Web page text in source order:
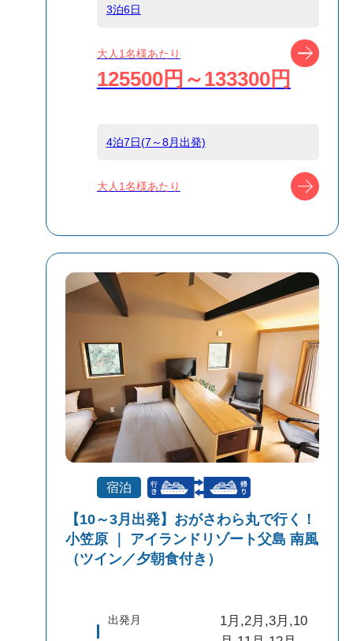
往復大型客船
ート父島 南風
（ナンプー）
食事条件 夕朝食付
受付方式
リクエスト受付
商品対象
3泊6日
大人1名様あたり
125500円～133300円
4泊7日(7～8月出発)
大人1名様あたり
宿泊
【10～3月出発】おがさわら丸で行く！
小笠原 ｜ アイランドリゾート父島 南風
（ツイン／夕朝食付き）
出発月
1月,2月,3月,10